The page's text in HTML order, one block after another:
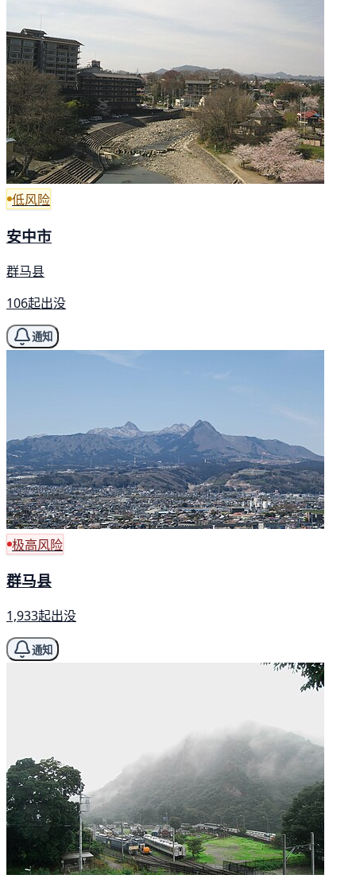
低风险
安中市
群马县
106起出没
通知
极高风险
群马县
1,933起出没
通知